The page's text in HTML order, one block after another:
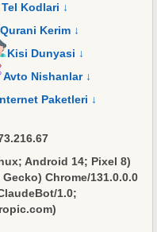
Kodlari ↓
Qurani Kerim ↓
Kisi Dunyasi ↓
Avto Nishanlar ↓
Paketleri ↓
Android 14; Pixel 8)
Chrome/131.0.0.0
1.0;